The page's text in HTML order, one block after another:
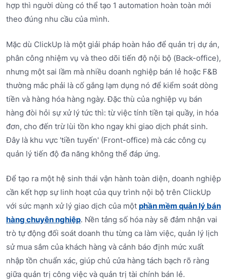
hợp thì người dùng có thể tạo 1 automation hoàn toàn mới
theo đúng nhu cầu của mình.
Mặc dù ClickUp là một giải pháp hoàn hảo để quản trị dự án,
phân công nhiệm vụ và theo dõi tiến độ nội bộ (Back-office),
nhưng một sai lầm mà nhiều doanh nghiệp bán lẻ hoặc F&B
thường mắc phải là cố gắng lạm dụng nó để kiểm soát dòng
tiền và hàng hóa hàng ngày. Đặc thù của nghiệp vụ bán
hàng đòi hỏi sự xử lý tức thì: từ việc tính tiền tại quầy, in hóa
đơn, cho đến trừ lùi tồn kho ngay khi giao dịch phát sinh.
Đây là khu vực 'tiền tuyến' (Front-office) mà các công cụ
quản lý tiến độ đa năng không thể đáp ứng.
Để tạo ra một hệ sinh thái vận hành toàn diện, doanh nghiệp
cần kết hợp sự linh hoạt của quy trình nội bộ trên ClickUp
với sức mạnh xử lý giao dịch của một phần mềm quản lý bán
hàng chuyên nghiệp. Nền tảng số hóa này sẽ đảm nhận vai
trò tự động đối soát doanh thu từng ca làm việc, quản lý lịch
sử mua sắm của khách hàng và cảnh báo định mức xuất
nhập tồn chuẩn xác, giúp chủ cửa hàng tách bạch rõ ràng
giữa quản trị công việc và quản trị tài chính bán lẻ.